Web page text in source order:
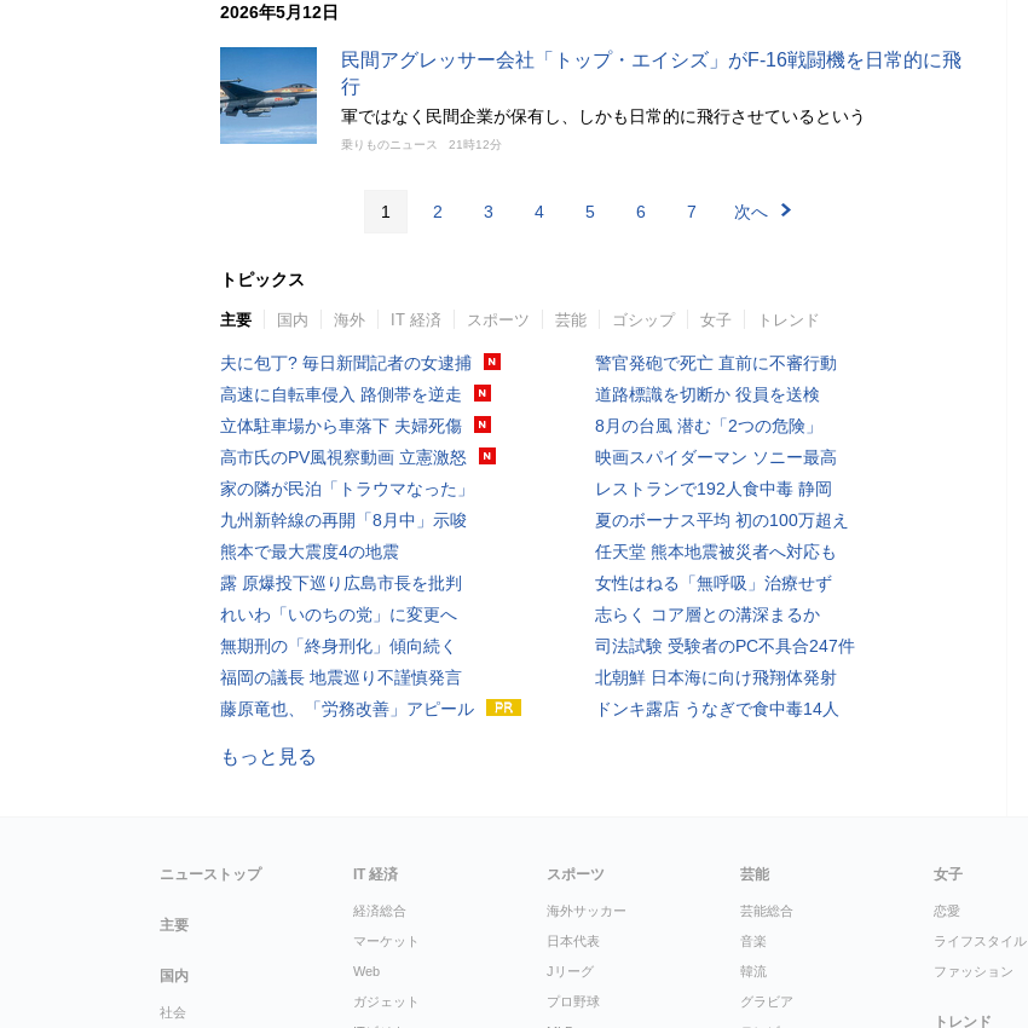
2026年5月12日
民間アグレッサー会社「トップ・エイシズ」がF-16戦闘機を日常的に飛
行
軍ではなく民間企業が保有し、しかも日常的に飛行させているという
乗りものニュース 21時12分
1 2 3 4 5 6 7 次へ
トピックス
主要 国内 海外 IT 経済 スポーツ 芸能 ゴシップ 女子 トレンド
夫に包丁? 毎日新聞記者の女逮捕
高速に自転車侵入 路側帯を逆走
立体駐車場から車落下 夫婦死傷
高市氏のPV風視察動画 立憲激怒
家の隣が民泊「トラウマなった」
九州新幹線の再開「8月中」示唆
熊本で最大震度4の地震
露 原爆投下巡り広島市長を批判
れいわ「いのちの党」に変更へ
無期刑の「終身刑化」傾向続く
福岡の議長 地震巡り不謹慎発言
藤原竜也、「労務改善」アピール
警官発砲で死亡 直前に不審行動
道路標識を切断か 役員を送検
8月の台風 潜む「2つの危険」
映画スパイダーマン ソニー最高
レストランで192人食中毒 静岡
夏のボーナス平均 初の100万超え
任天堂 熊本地震被災者へ対応も
女性はねる「無呼吸」治療せず
志らく コア層との溝深まるか
司法試験 受験者のPC不具合247件
北朝鮮 日本海に向け飛翔体発射
ドンキ露店 うなぎで食中毒14人
もっと見る
ニューストップ
主要
国内
社会
IT 経済
経済総合
マーケット
Web
ガジェット
スポーツ
海外サッカー
日本代表
Jリーグ
プロ野球
芸能
芸能総合
音楽
韓流
グラビア
女子
恋愛
ライフスタイル
ファッション
トレンド